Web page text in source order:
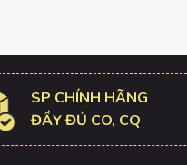
SP CHÍNH HÃNG
ĐẦY ĐỦ CO, CQ